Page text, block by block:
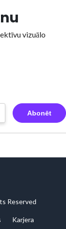
vizuālo
Abonēt
Reserved
Karjera